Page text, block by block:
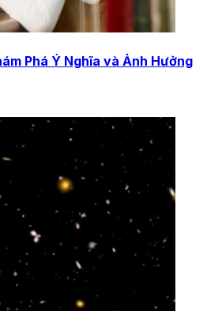
Phá Ý Nghĩa và Ảnh Hưởng